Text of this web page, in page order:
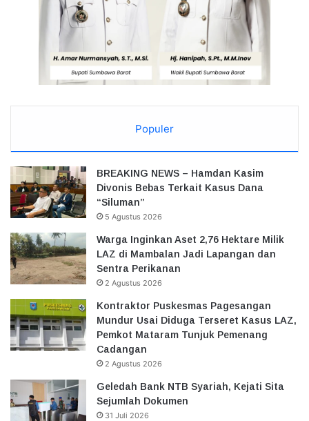
Populer
BREAKING NEWS – Hamdan Kasim
Divonis Bebas Terkait Kasus Dana
“Siluman”
5 Agustus 2026
Warga Inginkan Aset 2,76 Hektare Milik
LAZ di Mambalan Jadi Lapangan dan
Sentra Perikanan
2 Agustus 2026
Kontraktor Puskesmas Pagesangan
Mundur Usai Diduga Terseret Kasus LAZ,
Pemkot Mataram Tunjuk Pemenang
Cadangan
2 Agustus 2026
Geledah Bank NTB Syariah, Kejati Sita
Sejumlah Dokumen
31 Juli 2026